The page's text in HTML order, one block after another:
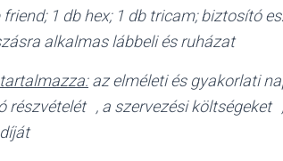
1 db hex; 1 db tricam; biztosító
alkalmas lábbeli és ruházat
az elméleti és gyakorlati
részvételét , a szervezési költségeket